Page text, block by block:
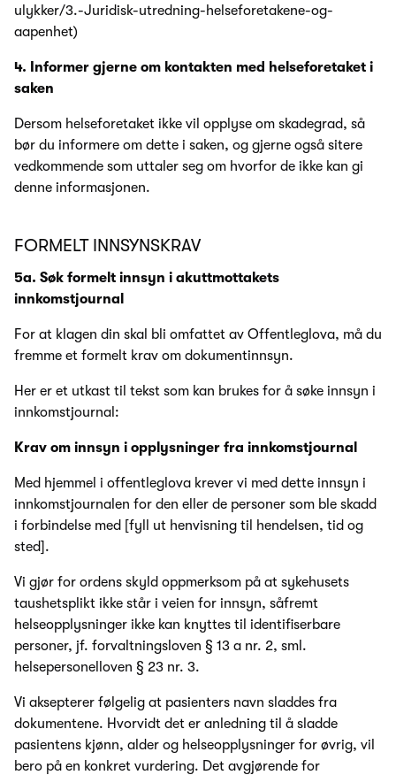
ulykker/3.-Juridisk-utredning-helseforetakene-og-
aapenhet)
4. Informer gjerne om kontakten med helseforetaket i
saken
Dersom helseforetaket ikke vil opplyse om skadegrad, så
bør du informere om dette i saken, og gjerne også sitere
vedkommende som uttaler seg om hvorfor de ikke kan gi
denne informasjonen.
FORMELT INNSYNSKRAV
5a. Søk formelt innsyn i akuttmottakets
innkomstjournal
For at klagen din skal bli omfattet av Offentleglova, må du
fremme et formelt krav om dokumentinnsyn.
Her er et utkast til tekst som kan brukes for å søke innsyn i
innkomstjournal:
Krav om innsyn i opplysninger fra innkomstjournal
Med hjemmel i offentleglova krever vi med dette innsyn i
innkomstjournalen for den eller de personer som ble skadd
i forbindelse med [fyll ut henvisning til hendelsen, tid og
sted].
Vi gjør for ordens skyld oppmerksom på at sykehusets
taushetsplikt ikke står i veien for innsyn, såfremt
helseopplysninger ikke kan knyttes til identifiserbare
personer, jf. forvaltningsloven § 13 a nr. 2, sml.
helsepersonelloven § 23 nr. 3.
Vi aksepterer følgelig at pasienters navn sladdes fra
dokumentene. Hvorvidt det er anledning til å sladde
pasientens kjønn, alder og helseopplysninger for øvrig, vil
bero på en konkret vurdering. Det avgjørende for